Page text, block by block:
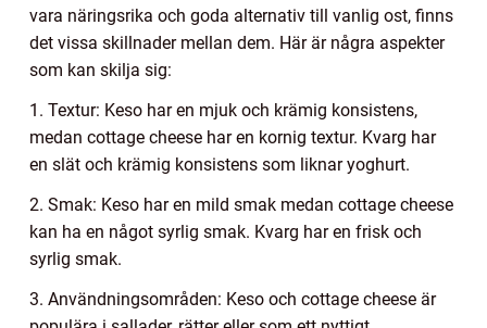
vara näringsrika och goda alternativ till vanlig ost, finns
det vissa skillnader mellan dem. Här är några aspekter
som kan skilja sig:
1. Textur: Keso har en mjuk och krämig konsistens,
medan cottage cheese har en kornig textur. Kvarg har
en slät och krämig konsistens som liknar yoghurt.
2. Smak: Keso har en mild smak medan cottage cheese
kan ha en något syrlig smak. Kvarg har en frisk och
syrlig smak.
3. Användningsområden: Keso och cottage cheese är